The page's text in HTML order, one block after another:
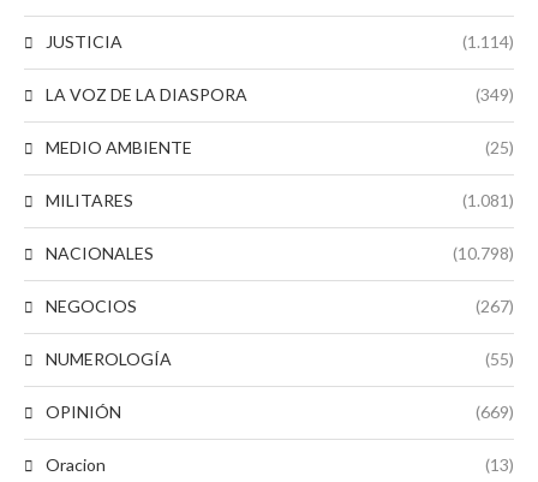
JUSTICIA (1.114)
LA VOZ DE LA DIASPORA (349)
MEDIO AMBIENTE (25)
MILITARES (1.081)
NACIONALES (10.798)
NEGOCIOS (267)
NUMEROLOGÍA (55)
OPINIÓN (669)
Oracion (13)